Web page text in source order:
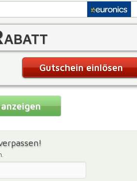
Gutschein einlösen